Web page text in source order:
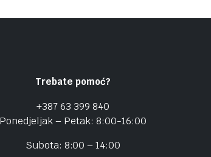
Trebate pomoć?
+387 63 399 840
Ponedjeljak – Petak: 8:00-16:00
Subota: 8:00 – 14:00